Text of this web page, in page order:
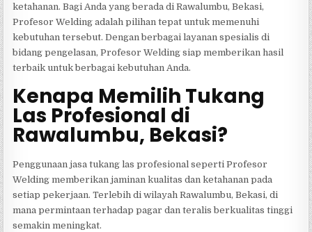
ketahanan. Bagi Anda yang berada di Rawalumbu, Bekasi,
Profesor Welding adalah pilihan tepat untuk memenuhi
kebutuhan tersebut. Dengan berbagai layanan spesialis di
bidang pengelasan, Profesor Welding siap memberikan hasil
terbaik untuk berbagai kebutuhan Anda.
Kenapa Memilih Tukang
Las Profesional di
Rawalumbu, Bekasi?
Penggunaan jasa tukang las profesional seperti Profesor
Welding memberikan jaminan kualitas dan ketahanan pada
setiap pekerjaan. Terlebih di wilayah Rawalumbu, Bekasi, di
mana permintaan terhadap pagar dan teralis berkualitas tinggi
semakin meningkat.